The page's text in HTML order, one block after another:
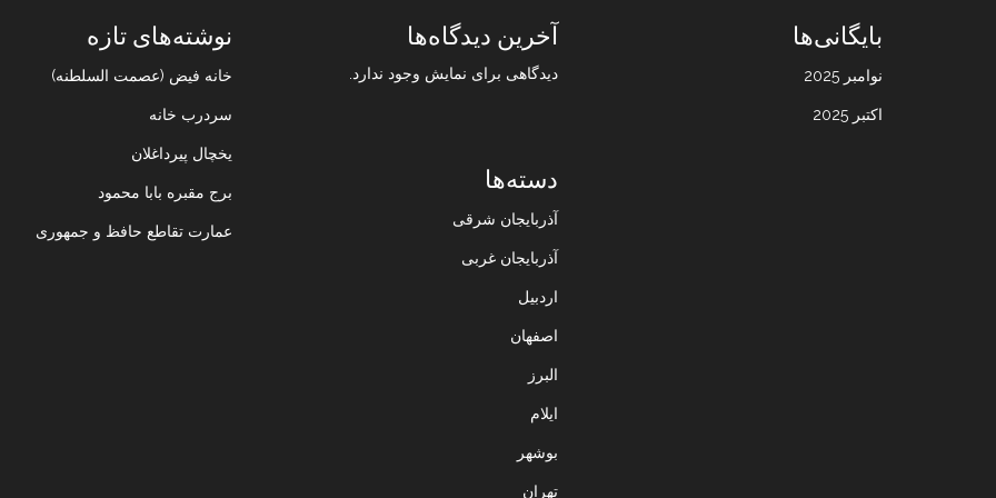
نوشته‌های تازه
خانه فیض (عصمت السلطنه)
سردرب خانه
یخچال پیرداغلان
برج مقبره بابا محمود
عمارت تقاطع حافظ و جمهوری
آخرین دیدگاه‌ها
دیدگاهی برای نمایش وجود ندارد.
بایگانی‌ها
نوامبر 2025
اکتبر 2025
دسته‌ها
آذربایجان شرقی
آذربایجان غربی
اردبیل
اصفهان
البرز
ایلام
بوشهر
تهران